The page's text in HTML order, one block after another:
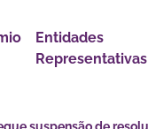
Entidades
Representativas
de uma transição